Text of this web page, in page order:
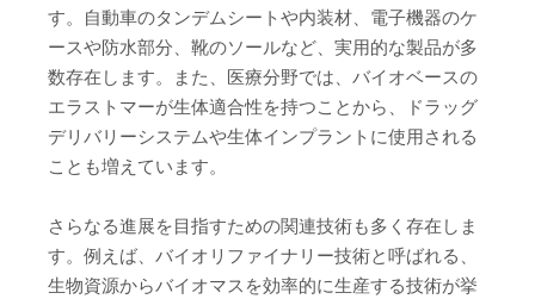
す。自動車のタンデムシートや内装材、電子機器のケ
ースや防水部分、靴のソールなど、実用的な製品が多
数存在します。また、医療分野では、バイオベースの
エラストマーが生体適合性を持つことから、ドラッグ
デリバリーシステムや生体インプラントに使用される
ことも増えています。
さらなる進展を目指すための関連技術も多く存在しま
す。例えば、バイオリファイナリー技術と呼ばれる、
生物資源からバイオマスを効率的に生産する技術が挙